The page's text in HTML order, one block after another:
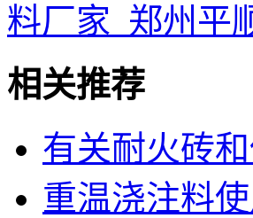
料厂家_郑州平
相关推荐
有关耐火砖
重温浇注料